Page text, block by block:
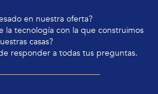
en nuestra oferta?
la tecnología con la que construimos
casas?
responder a todas tus preguntas.